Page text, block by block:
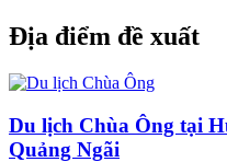
Địa điểm đề xuất
Du lịch Chùa Ông tại
Quảng Ngãi